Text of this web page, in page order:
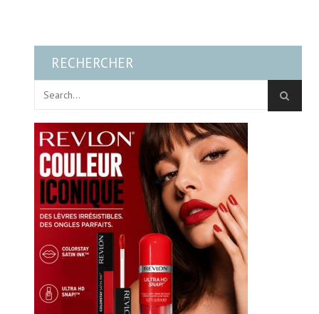
RECHERCHER